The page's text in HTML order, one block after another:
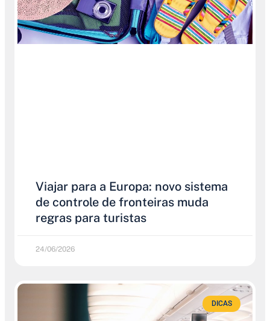
Viajar para a Europa: novo sistema
de controle de fronteiras muda
regras para turistas
24/06/2026
DICAS